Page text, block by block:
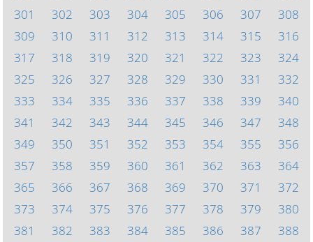
301
302 303 304 305 306 307
308
309
310 311 312 313 314 315
316
317
318 319 320 321 322 323
324
325
326 327 328 329 330 331
332
333
334 335 336 337 338 339
340
341
342 343 344 345 346 347
348
349
350 351 352 353 354 355
356
357
358 359 360 361 362 363
364
365
366 367 368 369 370 371
372
373
374 375 376 377 378 379
380
381
382 383 384 385 386 387 388